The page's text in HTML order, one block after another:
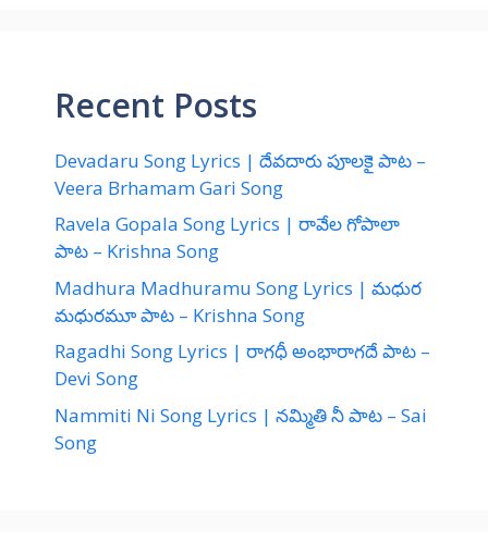
Recent Posts
Devadaru Song Lyrics | దేవదారు పూలకై పాట –
Veera Brhamam Gari Song
Ravela Gopala Song Lyrics | రావేల గోపాలా
పాట – Krishna Song
Madhura Madhuramu Song Lyrics | మధుర
మధురమూ పాట – Krishna Song
Ragadhi Song Lyrics | రాగధీ అంభారాగదే పాట –
Devi Song
Nammiti Ni Song Lyrics | నమ్మితి నీ పాట – Sai
Song